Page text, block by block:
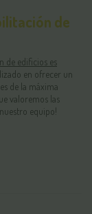
de
de edificios es
en ofrecer un
de la máxima
valoremos las
equipo!